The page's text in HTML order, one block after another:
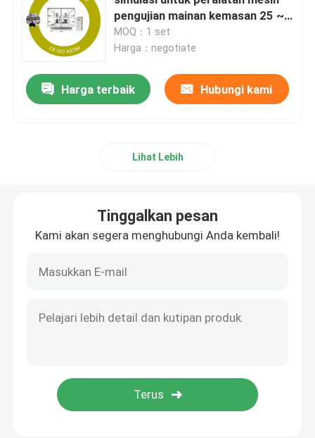
Mesin Uji Universal
Mesin Uji Lingkungan
Peralatan Pengujian Otomotif
Alat Uji Tekstil
pengujian mainan kemasan 25 ~
40km / h Kecepatan simulasi
MOQ：1 set
Harga：negotiate
Harga terbaik Hubungi kami
Lihat Lebih
Tinggalkan pesan
Kami akan segera menghubungi Anda kembali!